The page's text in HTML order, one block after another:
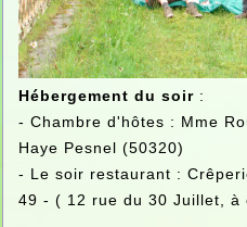
Hébergement du soir:
- Chambre d'hôtes : Mme
Haye Pesnel (50320)
- Le soir restaurant :
49 - ( 12 rue du 30 Juillet, à